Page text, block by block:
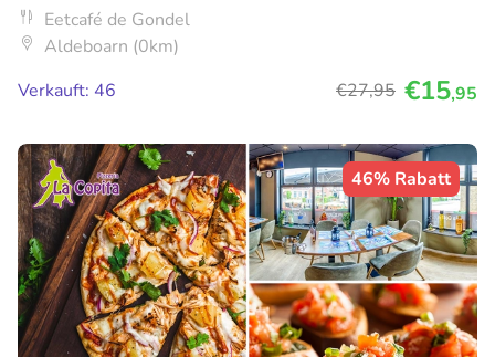
Eetcafé de Gondel
Aldeboarn (0km)
Verkauft: 46
€27,95 €15,95
46% Rabatt